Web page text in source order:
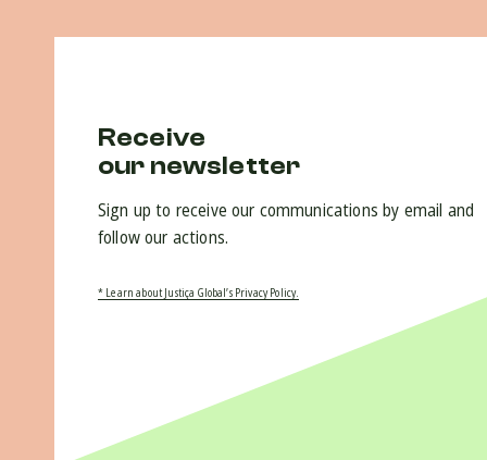
Receive
our newsletter
Sign up to receive our communications by email and
follow our actions.
* Learn about Justiça Global’s Privacy Policy.